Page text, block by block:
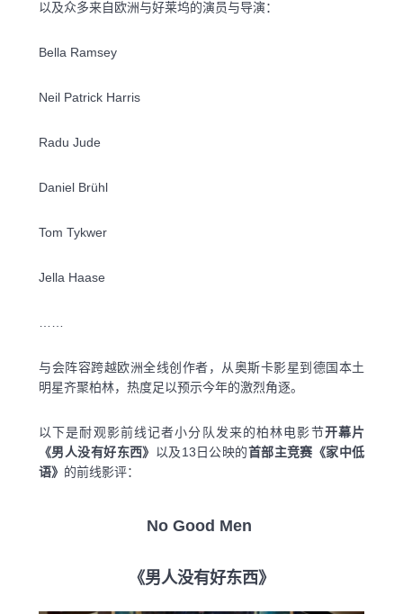
以及众多来自欧洲与好莱坞的演员与导演：
Bella Ramsey
Neil Patrick Harris
Radu Jude
Daniel Brühl
Tom Tykwer
Jella Haase
与会阵容跨越欧洲全线创作者，从奥斯卡影星到德国本土
明星齐聚柏林，热度足以预示今年的激烈角逐。
以下是耐观影前线记者小分队发来的柏林电影节开幕片
《男人没有好东西》 以及13日公映的首部主竞赛《家中低
语》 的前线影评：
No Good Men
《男人没有好东西》